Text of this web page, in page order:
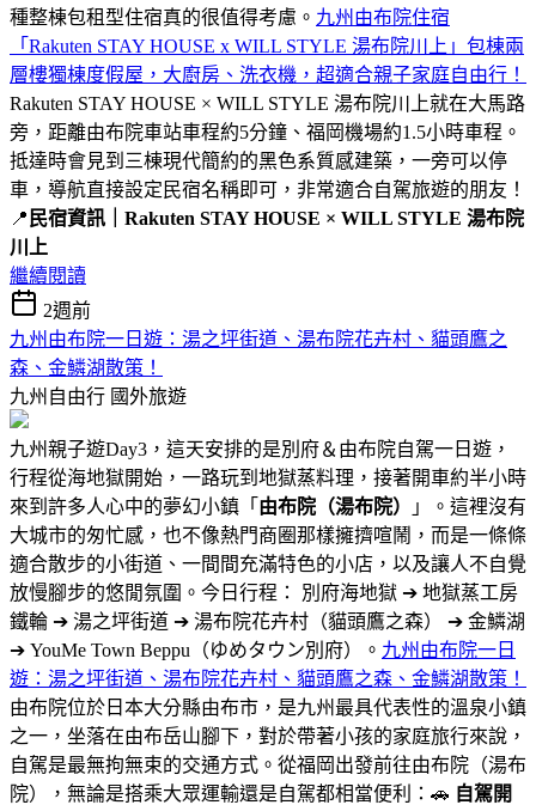
種整棟包租型住宿真的很值得考慮。 九州由布院住宿
「Rakuten STAY HOUSE x WILL STYLE 湯布院川上」包棟兩
層樓獨棟度假屋，大廚房、洗衣機，超適合親子家庭自由行！
Rakuten STAY HOUSE × WILL STYLE 湯布院川上就在大馬路
旁，距離由布院車站車程約5分鐘、福岡機場約1.5小時車程。
抵達時會見到三棟現代簡約的黑色系質感建築，一旁可以停
車，導航直接設定民宿名稱即可，非常適合自駕旅遊的朋友！
📍 民宿資訊｜Rakuten STAY HOUSE × WILL STYLE 湯布院
川上
繼續閱讀
2週前
九州由布院一日遊：湯之坪街道、湯布院花卉村、貓頭鷹之
森、金鱗湖散策！
九州自由行 國外旅遊
九州親子遊Day3，這天安排的是別府＆由布院自駕一日遊，
行程從海地獄開始，一路玩到地獄蒸料理，接著開車約半小時
來到許多人心中的夢幻小鎮「 由布院（湯布院）
」。這裡沒有
大城市的匆忙感，也不像熱門商圈那樣擁擠喧鬧，而是一條條
適合散步的小街道、一間間充滿特色的小店，以及讓人不自覺
放慢腳步的悠閒氛圍。今日行程： 別府海地獄 ➔ 地獄蒸工房
鐵輪 ➔ 湯之坪街道 ➔ 湯布院花卉村（貓頭鷹之森） ➔ 金鱗湖
➔ YouMe Town Beppu（ゆめタウン別府）。 九州由布院一日
遊：湯之坪街道、湯布院花卉村、貓頭鷹之森、金鱗湖散策！
由布院位於日本大分縣由布市，是九州最具代表性的溫泉小鎮
之一，坐落在由布岳山腳下，對於帶著小孩的家庭旅行來說，
自駕是最無拘無束的交通方式。從福岡出發前往由布院（湯布
院），無論是搭乘大眾運輸還是自駕都相當便利：🚗 自駕開